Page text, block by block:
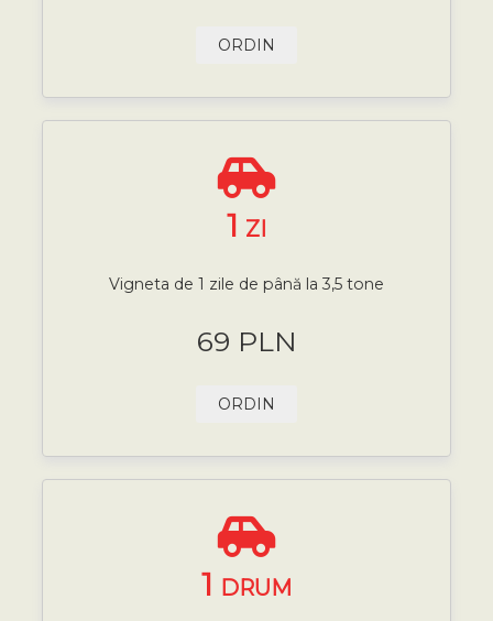
ORDIN
1 ZI
Vigneta de 1 zile de până la 3,5 tone
69 PLN
ORDIN
1 DRUM